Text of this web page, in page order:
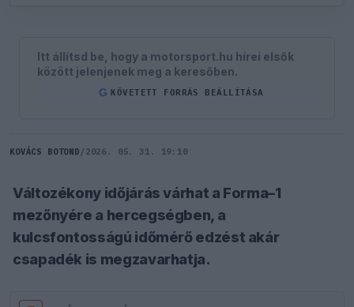
Itt állítsd be, hogy a motorsport.hu hírei elsők
között jelenjenek meg a keresőben.
G KÖVETETT FORRÁS BEÁLLÍTÁSA
KOVÁCS BOTOND / 2026. 05. 31. 19:10
Változékony időjárás várhat a Forma–1
mezőnyére a hercegségben, a
kulcsfontosságú időmérő edzést akár
csapadék is megzavarhatja.